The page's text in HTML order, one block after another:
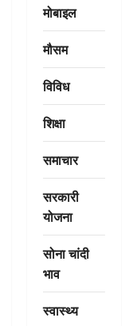
मोबाइल
मौसम
विविध
शिक्षा
समाचार
सरकारी
योजना
सोना चांदी
भाव
स्वास्थ्य